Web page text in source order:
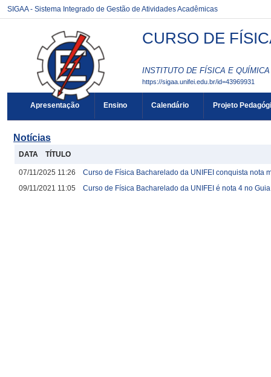
SIGAA - Sistema Integrado de Gestão de Atividades Acadêmicas
CURSO DE
INSTITUTO DE FÍSICA E
https://sigaa.unifei.edu.br/id=43969931
Apresentação Ensino Calendário Projeto
Notícias
DATA TÍTULO
07/11/2025 11:26
Curso de Física Bacharelado da UNIFEI conquista nota
09/11/2021 11:05
Curso de Física Bacharelado da UNIFEI é nota 4 no